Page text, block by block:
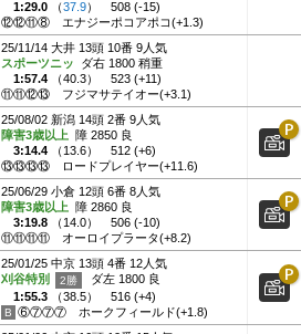
1:29.0 （37.9）
508 (-15)
⑫⑫⑪⑧
エナジーポコアポコ(+1.3)
25/11/14 大井 13頭 10番 9人気
スポーツニッ
ダ右 1800 稍重
1:57.4 （40.3）
523 (+11)
⑪⑪⑫⑬
フジマサテイオー(+3.1)
25/08/02 新潟 14頭 2番 9人気
障害3歳以上 障 2850 良
3:14.4 （13.6）
512 (+6)
⑬⑬⑬⑬
ロードプレイヤー(+11.6)
25/06/29 小倉 12頭 6番 8人気
障害3歳以上 障 2860 良
3:19.8 （14.0）
506 (-10)
⑪⑪⑪⑪
オーロイプラータ(+8.2)
25/01/25 中京 13頭 4番 12人気
刈谷特別
ダ左 1800 良
1:55.3 （38.5）
516 (+4)
⑥⑦⑦⑦
ホークフィールド(+1.8)